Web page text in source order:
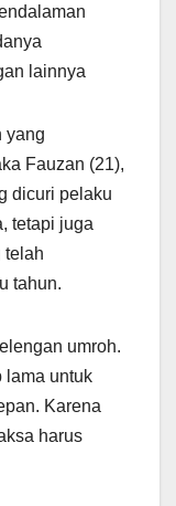
lainnya
yang
Fauzan (21),
dicuri pelaku
tetapi juga
telah
tahun.
umroh.
lama untuk
Karena
harus